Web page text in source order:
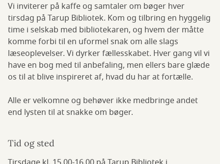
Vi inviterer på kaffe og samtaler om bøger hver
tirsdag på Tarup Bibliotek. Kom og tilbring en hyggelig
time i selskab med bibliotekaren, og hvem der måtte
komme forbi til en uformel snak om alle slags
læseoplevelser. Vi dyrker fællesskabet. Hver gang vil vi
have en bog med til anbefaling, men ellers bare glæde
os til at blive inspireret af, hvad du har at fortælle.
Alle er velkomne og behøver ikke medbringe andet
end lysten til at snakke om bøger.
Tid og sted